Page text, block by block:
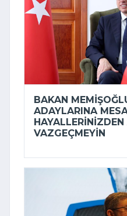
BAKAN
ADAYLARINA
VAZGEÇMEYIN